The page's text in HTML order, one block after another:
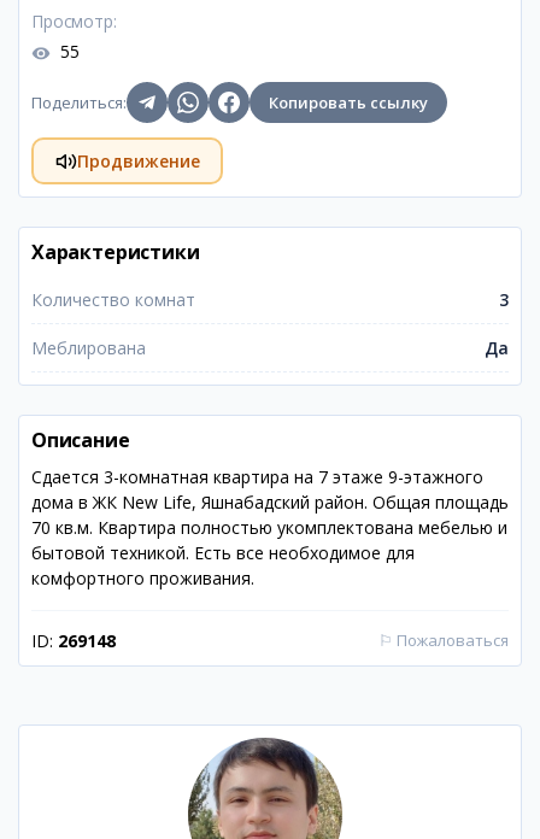
Просмотр:
55
Поделиться: Копировать ссылку
Продвижение
Характеристики
Количество комнат 3
Меблирована Да
Описание
Сдается 3-комнатная квартира на 7 этаже 9-этажного
дома в ЖК New Life, Яшнабадский район. Общая площадь
70 кв.м. Квартира полностью укомплектована мебелью и
бытовой техникой. Есть все необходимое для
комфортного проживания.
ID: 269148 ⚐ Пожаловаться